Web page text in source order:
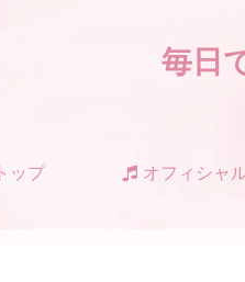
毎日
ップ オフィシャ